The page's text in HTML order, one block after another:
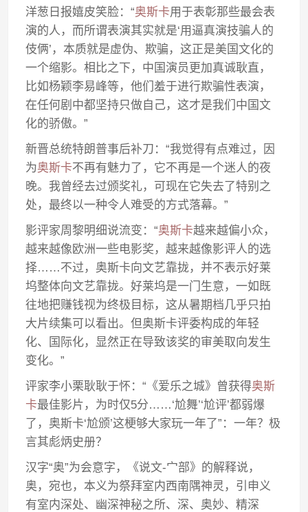
洋葱日报嬉皮笑脸：“奥斯卡用于表彰那些最会表
演的人，而所谓表演其实就是‘用逼真演技骗人的
伎俩’，本质就是虚伪、欺骗，这正是美国文化的
一个缩影。相比之下，中国演员更加真诚耿直，
比如杨颖李易峰等，他们羞于进行欺骗性表演，
在任何剧中都坚持只做自己，这才是我们中国文
化的骄傲。”
新晋总统特朗普事后补刀：“我觉得有点难过，因
为奥斯卡不再有魅力了，它不再是一个迷人的夜
晚。我曾经去过颁奖礼，可现在它失去了特别之
处，最终以一种令人难受的方式落幕。”
影评家周黎明细说流变：“奥斯卡越来越偏小众，
越来越像欧洲一些电影奖，越来越像影评人的选
择……不过，奥斯卡向文艺靠拢，并不表示好莱
坞整体向文艺靠拢。好莱坞是一门生意，一如既
往地把赚钱视为终极目标，这从暑期档几乎只拍
大片续集可以看出。但奥斯卡评委构成的年轻
化、国际化，显然正在导致该奖的审美取向发生
变化。”
评家李小栗耿耿于怀：“《爱乐之城》曾获得奥斯
卡最佳影片，为时仅5分……‘尬舞’‘尬评’都弱爆
了，奥斯卡‘尬颁’这梗够大家玩一年了”：一年？极
言其彪炳史册？
汉字“奥”为会意字，《说文-宀部》的解释说，
奥，宛也，本义为祭拜室内西南隅神灵，引申义
有室内深处、幽深神秘之所、深、奥妙、精深